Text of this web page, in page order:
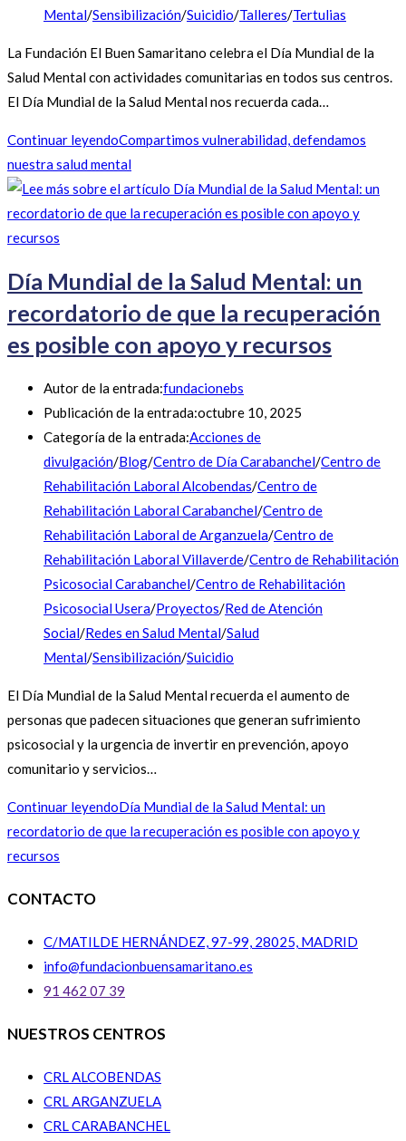
Mental/Sensibilización/Suicidio/Talleres/Tertulias
La Fundación El Buen Samaritano celebra el Día Mundial de la
Salud Mental con actividades comunitarias en todos sus centros.
El Día Mundial de la Salud Mental nos recuerda cada…
Continuar leyendoCompartimos vulnerabilidad, defendamos
nuestra salud mental
Día Mundial de la Salud Mental: un
recordatorio de que la recuperación
es posible con apoyo y recursos
Autor de la entrada:fundacionebs
Publicación de la entrada:octubre 10, 2025
Categoría de la entrada:Acciones de
divulgación/Blog/Centro de Día Carabanchel/Centro de
Rehabilitación Laboral Alcobendas/Centro de
Rehabilitación Laboral Carabanchel/Centro de
Rehabilitación Laboral de Arganzuela/Centro de
Rehabilitación Laboral Villaverde/Centro de Rehabilitación
Psicosocial Carabanchel/Centro de Rehabilitación
Psicosocial Usera/Proyectos/Red de Atención
Social/Redes en Salud Mental/Salud
Mental/Sensibilización/Suicidio
El Día Mundial de la Salud Mental recuerda el aumento de
personas que padecen situaciones que generan sufrimiento
psicosocial y la urgencia de invertir en prevención, apoyo
comunitario y servicios…
Continuar leyendoDía Mundial de la Salud Mental: un
recordatorio de que la recuperación es posible con apoyo y
recursos
CONTACTO
C/MATILDE HERNÁNDEZ, 97-99, 28025, MADRID
info@fundacionbuensamaritano.es
91 462 07 39
NUESTROS CENTROS
CRL ALCOBENDAS
CRL ARGANZUELA
CRL CARABANCHEL